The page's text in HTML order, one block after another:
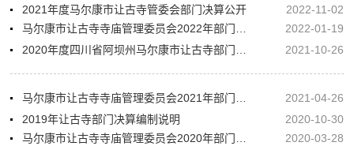
2021年度马尔康市让古寺管委会部门决算公开
2022-11-02
2022-01-19
2021-10-26
2021-04-26
2019年让古寺部门决算编制说明
2020-10-30
2020-03-28